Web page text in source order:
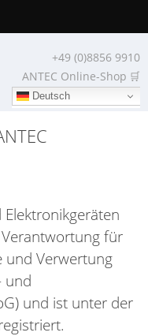
+49 (0)8856 9910
ANTEC Online-Shop
Deutsch
für
und Verwertung
und
und ist unter der